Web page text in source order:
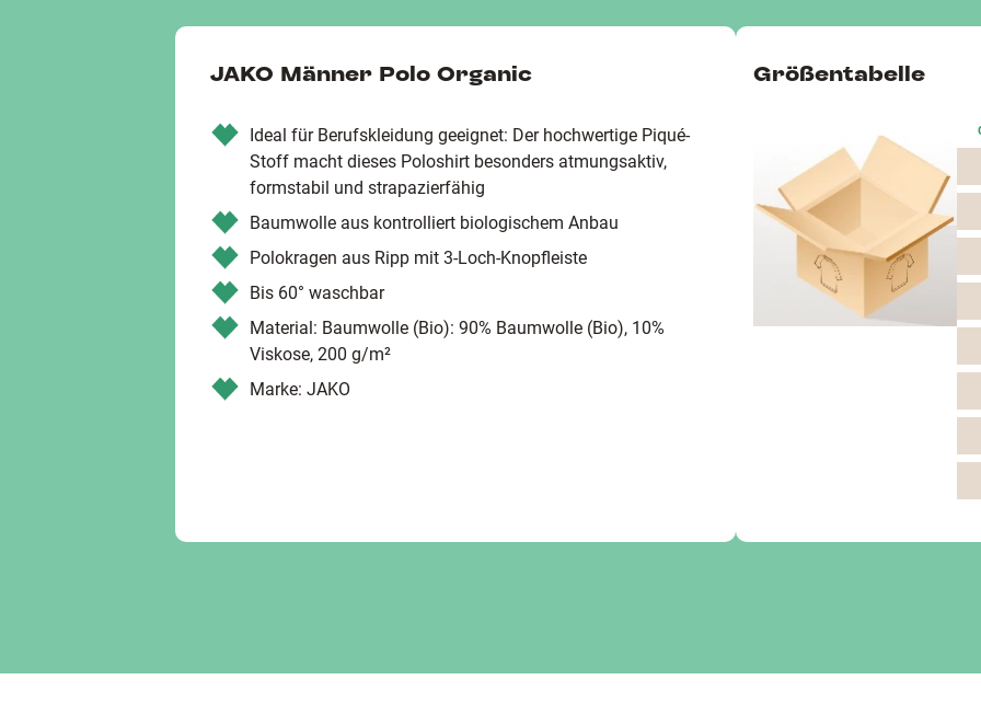
JAKO Männer Polo Organic
Ideal für Berufskleidung geeignet: Der hochwertige Piqué-
Stoff macht dieses Poloshirt besonders atmungsaktiv,
formstabil und strapazierfähig
Baumwolle aus kontrolliert biologischem Anbau
Polokragen aus Ripp mit 3-Loch-Knopfleiste
Bis 60° waschbar
Material: Baumwolle (Bio): 90% Baumwolle (Bio), 10%
Viskose, 200 g/m²
Marke: JAKO
Größentabelle